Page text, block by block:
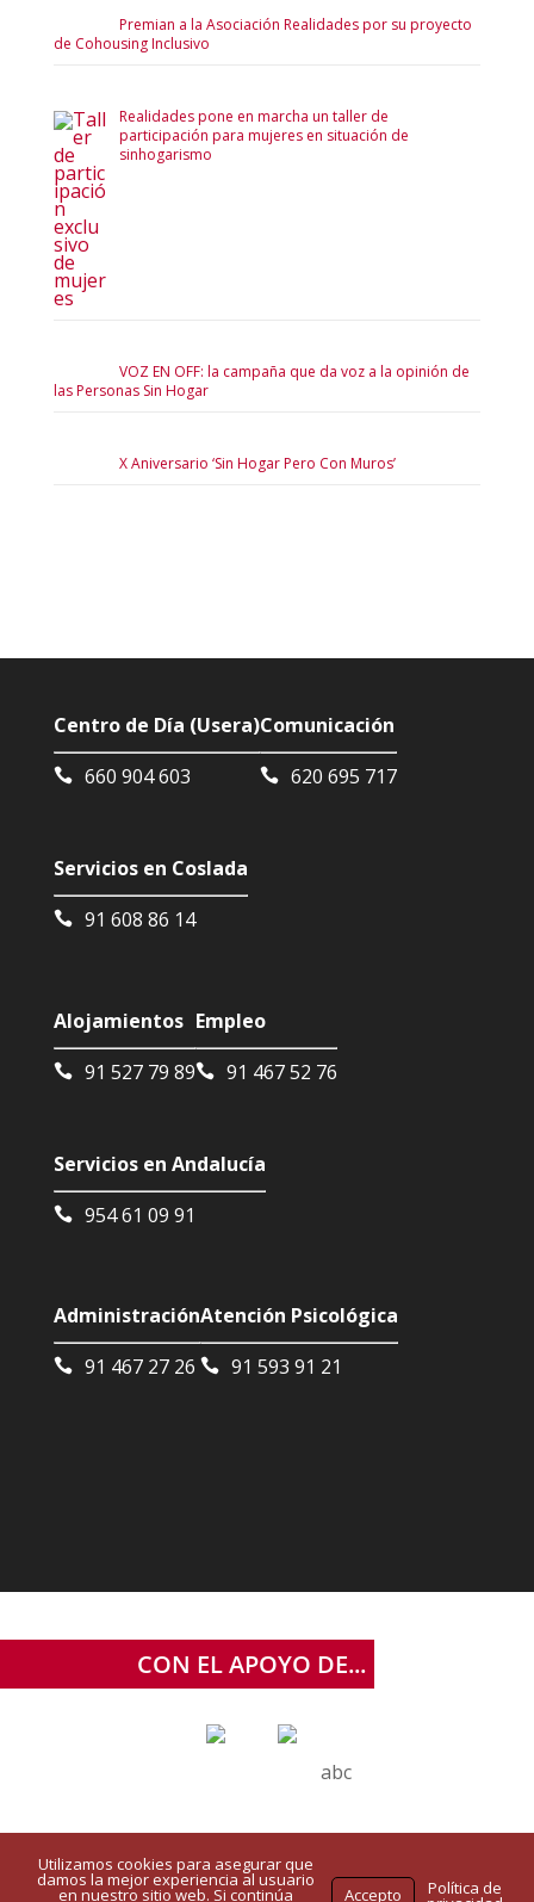
Premian a la Asociación Realidades por su proyecto
de Cohousing Inclusivo
Realidades pone en marcha un taller de
participación para mujeres en situación de
sinhogarismo
VOZ EN OFF: la campaña que da voz a la opinión de
las Personas Sin Hogar
X Aniversario ‘Sin Hogar Pero Con Muros’
Centro de Día (Usera)
660 904 603
Comunicación
620 695 717
Servicios en Coslada
91 608 86 14
Alojamientos
91 527 79 89
Empleo
91 467 52 76
Servicios en Andalucía
954 61 09 91
Administración
91 467 27 26
Atención Psicológica
91 593 91 21
CON EL APOYO DE...
abc
AVISO LEGAL
CONTACTO
Utilizamos cookies para asegurar que
damos la mejor experiencia al usuario
en nuestro sitio web. Si continúa Accepto Política de